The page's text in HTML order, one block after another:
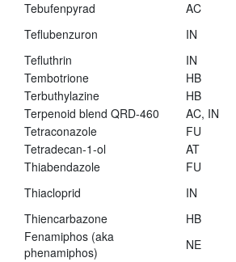
Tebufenpyrad AC
Teflubenzuron
IN
Tefluthrin
IN
Tembotrione
HB
Terbuthylazine
HB
Terpenoid blend QRD-460
AC, IN
Tetraconazole
FU
Tetradecan-1-ol
AT
Thiabendazole
FU
Thiacloprid
IN
Thiencarbazone
HB
Fenamiphos (aka
phenamiphos)
NE